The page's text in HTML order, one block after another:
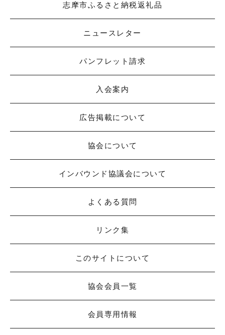
志摩市ふるさと納税返礼品
ニュースレター
パンフレット請求
入会案内
広告掲載について
協会について
インバウンド協議会について
よくある質問
リンク集
このサイトについて
協会会員一覧
会員専用情報